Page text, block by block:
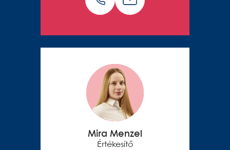
Mira Menzel
Értékesítő